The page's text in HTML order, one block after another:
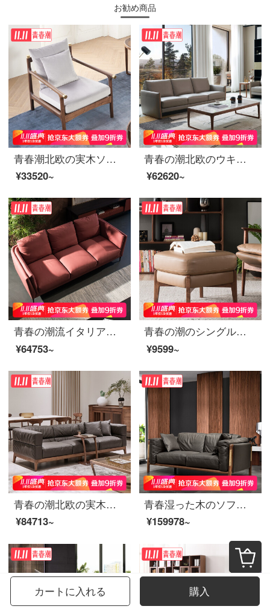
お勧め商品
青春潮北欧の実木ソファチェア黒胡桃木レジャーチェアイタリア式の軽い贅沢なシングルソファーデザイナー布芸ソファーのシングルシートカバーの銅（綿布のタイプ）
¥33520~
青春の潮北欧のウキンキの3人の真皮のソファーのナパの皮の層の牛皮の羽根布団のまっすぐな列のソファーの小さい家型のソファーの3人の位（2.2 m）
¥62620~
青春の潮流イタリアのナパの真皮のソファーの3人のまっすぐな列のデザイナーのソファーの北欧の軽い贅沢な羽毛のソファーの赤色のX 228 3人の位（2.2 m）
¥64753~
青春の潮のシングルソファーの椅子の客間のレジャーチェア北欧の1人の真皮のソファーの椅子の烏金の木のシングルのソファーは単独で足を踏みます
¥9599~
青春の潮北欧の実木のソファーの組み合わせの本革のソファーの頭の階の牛の皮の3人のイタリアンの簡単なソファーの北アメリカの黒胡桃の木のソファーのシングルの位
¥84713~
青春湿った木のソファーの本革のソファーはとても簡単で、贅沢なソファーです。北米の黒胡桃の木のソファーは三人です。（2.3 m）
¥159978~
カートに入れる 購入